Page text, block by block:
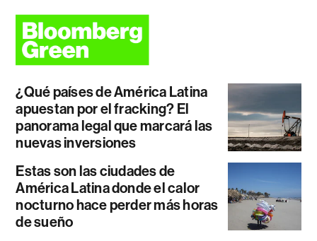
¿Qué países de América Latina
apuestan por el fracking? El
panorama legal que marcará las
nuevas inversiones
Estas son las ciudades de
América Latina donde el calor
nocturno hace perder más horas
de sueño